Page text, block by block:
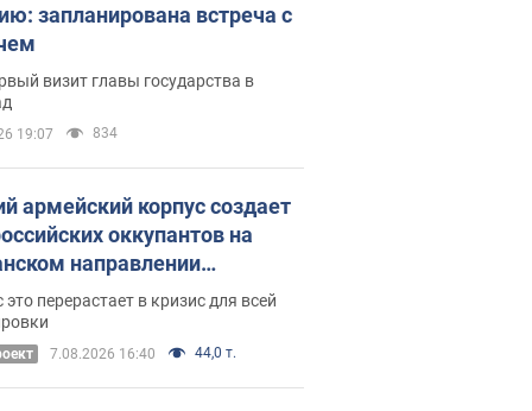
запланирована встреча с
визит главы государства в
19:07 834
армейский корпус создает
оккупантов на
направлении
дискомфорт: как это
это перерастает в кризис для всей
7.08.2026 16:40 44,0 т.